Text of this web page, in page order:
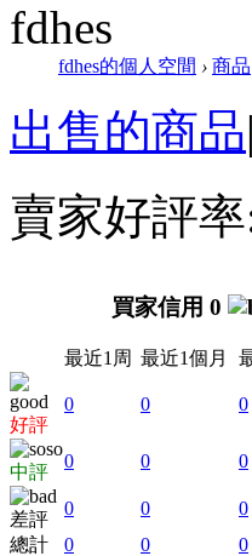
fdhes
fdhes的個人空間 › 商品
出售的商品|
賣家好評
買家信用 0
最近1周 最近1個月
好評
0 0 0
中評
0 0 0
差評
0 0 0
總計
0 0 0